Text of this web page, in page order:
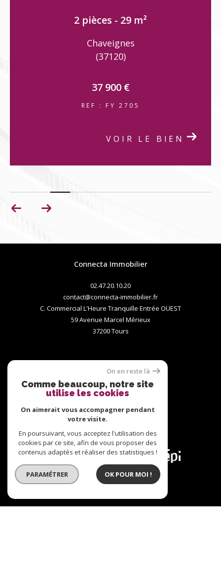
2 pièces - 29 m²
Chaveignes
(37120)
37 900 €
REF : FY 2705
VOIR LE BIEN
Connecta Immobilier
02.47.20.10.20
contact@connecta-immobilier.fr
C. Commercial L'Heure Tranquille Entrée OUEST
59 Avenue Marcel Mérieux
37200 tours
Adhérents
On en reste là
Comme beaucoup, notre site
utilise les cookies
On aimerait vous accompagner pendant
votre visite.
En poursuivant, vous acceptez l'utilisation des
cookies par ce site, afin de vous proposer des
contenus adaptés et réaliser des statistiques !
PARAMÉTRER OK POUR MOI !